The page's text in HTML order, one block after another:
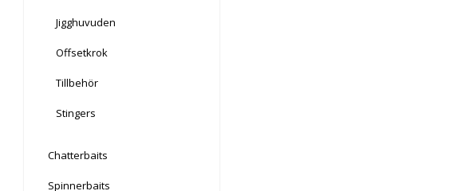
Jigghuvuden
Offsetkrok
Tillbehör
Stingers
Chatterbaits
Spinnerbaits